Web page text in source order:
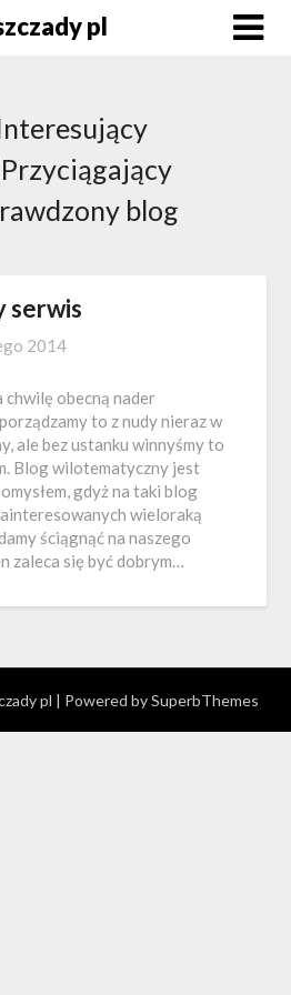
pl
blog
serwis
2014
obecną nader
to z nudy nieraz w
ale bez ustanku winnyśmy to
Blog wilotematyczny jest
gdyż na taki blog
wieloraką
ściągnąć na naszego
zaleca się być dobrym…
pl | Powered bySuperbThemes